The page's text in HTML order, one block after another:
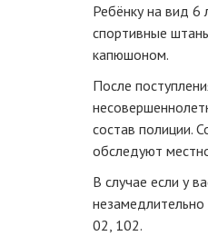
Ребёнку на вид 6
спортивные
капюшоном.
После
состав полиции.
обследуют
В случае если у
02, 102.